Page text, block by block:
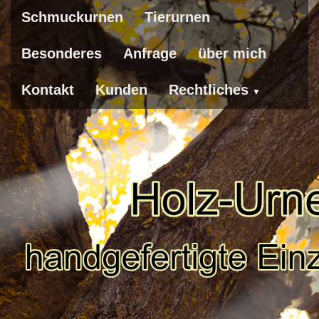
Schmuckurnen Tierurnen
Besonderes Anfrage über mich
Kontakt Kunden Rechtliches